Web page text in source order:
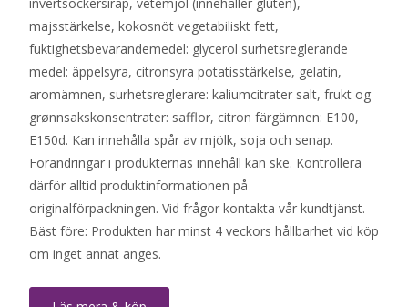
majsstärkelse, kokosnöt vegetabiliskt fett,
fuktighetsbevarandemedel: glycerol surhetsreglerande
medel: äppelsyra, citronsyra potatisstärkelse, gelatin,
aromämnen, surhetsreglerare: kaliumcitrater salt, frukt og
grønnsakskonsentrater: safflor, citron färgämnen: E100,
E150d. Kan innehålla spår av mjölk, soja och senap.
Förändringar i produkternas innehåll kan ske. Kontrollera
därför alltid produktinformationen på
originalförpackningen. Vid frågor kontakta vår kundtjänst.
Bäst före: Produkten har minst 4 veckors hållbarhet vid köp
om inget annat anges.